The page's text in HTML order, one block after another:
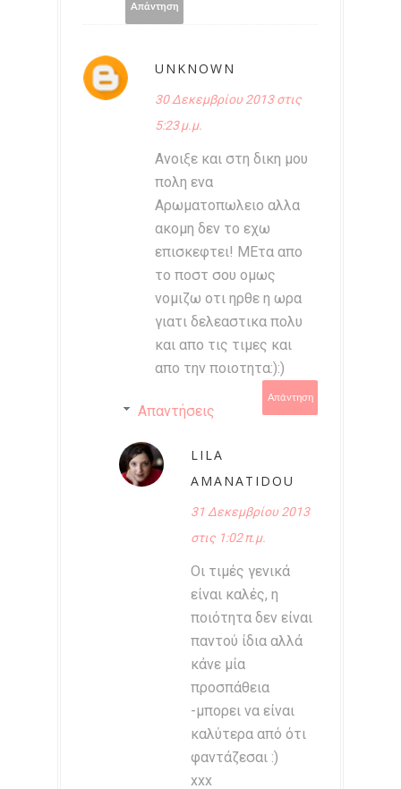
Απάντηση
UNKNOWN
30 Δεκεμβρίου 2013 στις
5:23 μ.μ.
Ανοιξε και στη δικη μου
πολη ενα
Αρωματοπωλειο αλλα
ακομη δεν το εχω
επισκεφτει! ΜΕτα απο
το ποστ σου ομως
νομιζω οτι ηρθε η ωρα
γιατι δελεαστικα πολυ
και απο τις τιμες και
απο την ποιοτητα:):)
Απάντηση
Απαντήσεις
LILA
AMANATIDOU
31 Δεκεμβρίου 2013
στις 1:02 π.μ.
Οι τιμές γενικά
είναι καλές, η
ποιότητα δεν είναι
παντού ίδια αλλά
κάνε μία
προσπάθεια
-μπορει να είναι
καλύτερα από ότι
φαντάζεσαι :)
xxx